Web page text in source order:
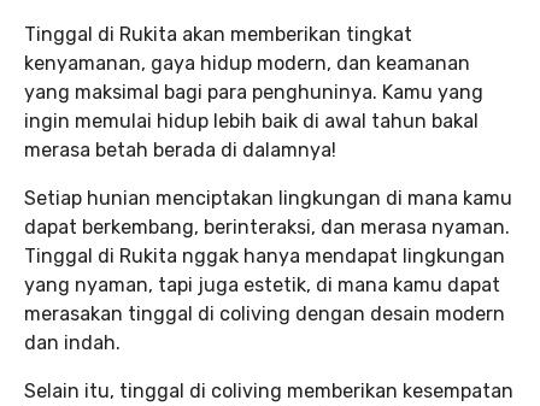
Tinggal di Rukita akan memberikan tingkat
kenyamanan, gaya hidup modern, dan keamanan
yang maksimal bagi para penghuninya. Kamu yang
ingin memulai hidup lebih baik di awal tahun bakal
merasa betah berada di dalamnya!
Setiap hunian menciptakan lingkungan di mana kamu
dapat berkembang, berinteraksi, dan merasa nyaman.
Tinggal di Rukita nggak hanya mendapat lingkungan
yang nyaman, tapi juga estetik, di mana kamu dapat
merasakan tinggal di coliving dengan desain modern
dan indah.
Selain itu, tinggal di coliving memberikan kesempatan